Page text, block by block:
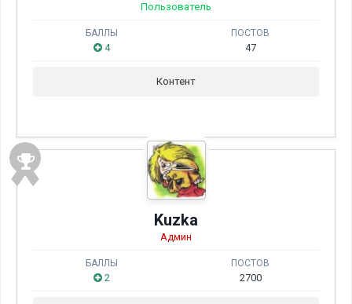
Пользователь
БАЛЛЫ
4
ПОСТОВ
47
Контент
Kuzka
Админ
БАЛЛЫ
2
ПОСТОВ
2700